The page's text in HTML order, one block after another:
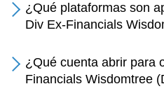
¿Qué plataformas son
Div Ex-Financials
¿Qué cuenta abrir para
Financials Wisdomtree